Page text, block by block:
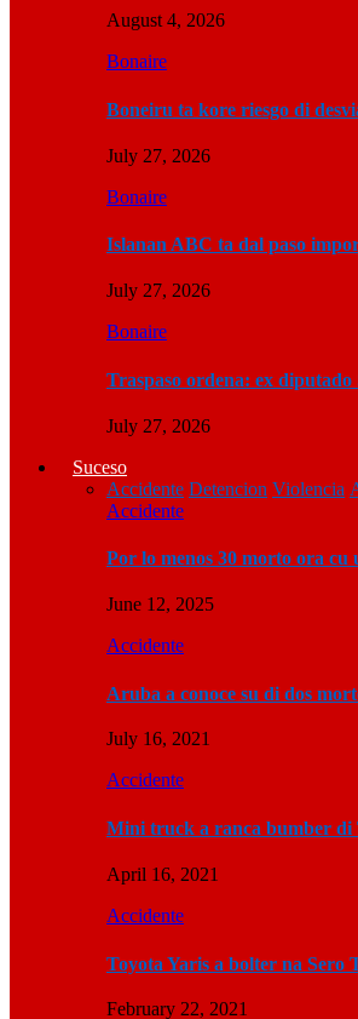
August 4, 2026
Bonaire
Boneiru ta kore riesgo di
July 27, 2026
Bonaire
Islanan ABC ta dal paso
July 27, 2026
Bonaire
Traspaso ordena: ex
July 27, 2026
Suceso
Accidente Detencion Violencia
Accidente
Por lo menos 30 morto ora
June 12, 2025
Accidente
Aruba a conoce su di dos
July 16, 2021
Accidente
Mini truck a ranca bumber di
April 16, 2021
Accidente
Toyota Yaris a bolter na Sero
February 22, 2021